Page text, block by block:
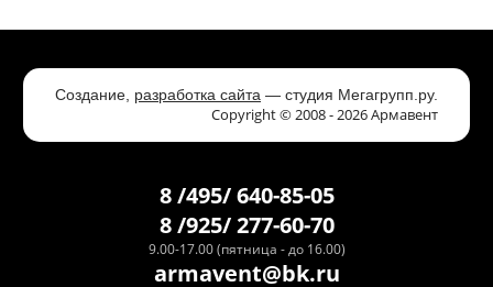
Создание, разработка сайта — студия Мегагрупп.ру.
Copyright © 2008 - 2026 Армавент
8 /495/ 640-85-05
8 /925/ 277-60-70
9.00-17.00 (пятница - до 16.00)
armavent@bk.ru